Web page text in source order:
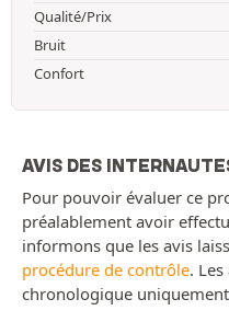
Qualité/Prix
Bruit
Confort
AVIS DES
Pour pouvoir évaluer ce
préalablement avoir
informons que les avis
procédure de contrôle.
chronologique